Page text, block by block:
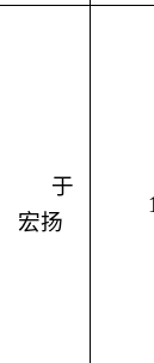
于
宏扬